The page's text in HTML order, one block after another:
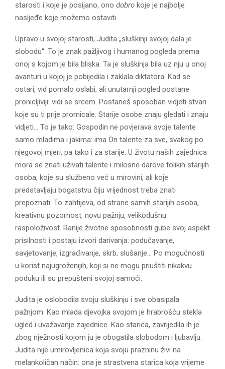
starosti i koje je posijano, ono dobro koje je najbolje
nasljeđe koje možemo ostaviti.
Upravo u svojoj starosti, Judita „sluškinji svojoj dala je
slobodu“. To je znak pažljivog i humanog pogleda prema
onoj s kojom je bila bliska. Ta je sluškinja bila uz nju u onoj
avanturi u kojoj je pobijedila i zaklala diktatora. Kad se
ostari, vid pomalo oslabi, ali unutarnji pogled postane
pronicljiviji: vidi se srcem. Postaneš sposoban vidjeti stvari
koje su ti prije promicale. Starije osobe znaju gledati i znaju
vidjeti… To je tako: Gospodin ne povjerava svoje talente
samo mladima i jakima: ima On talente za sve, svakog po
njegovoj mjeri, pa tako i za starije. U životu naših zajednica
mora se znati uživati talente i milosne darove tolikih starijih
osoba, koje su službeno već u mirovini, ali koje
predstavljaju bogatstvu čiju vrijednost treba znati
prepoznati. To zahtijeva, od strane samih starijih osoba,
kreativnu pozornost, novu pažnju, velikodušnu
raspoloživost. Ranije životne sposobnosti gube svoj aspekt
prisilnosti i postaju izvori darivanja: podučavanje,
savjetovanje, izgrađivanje, skrb, slušanje… Po mogućnosti
u korist najugroženijih, koji si ne mogu priuštiti nikakvu
poduku ili su prepušteni svojoj samoći.
Judita je oslobodila svoju sluškinju i sve obasipala
pažnjom. Kao mlada djevojka svojom je hrabrošću stekla
ugled i uvažavanje zajednice. Kao starica, zavrijedila ih je
zbog nježnosti kojom ju je obogatila slobodom i ljubavlju.
Judita nije umirovljenica koja svoju prazninu živi na
melankoličan način: ona je strastvena starica koja vrijeme